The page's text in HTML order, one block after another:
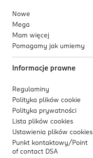
Nowe
Mega
Mam więcej
Pomagamy jak umiemy
Informacje prawne
Regulaminy
Polityka plików cookie
Polityka prywatności
Lista plików cookies
Ustawienia plików cookies
Punkt kontaktowy/ Point
of contact DSA